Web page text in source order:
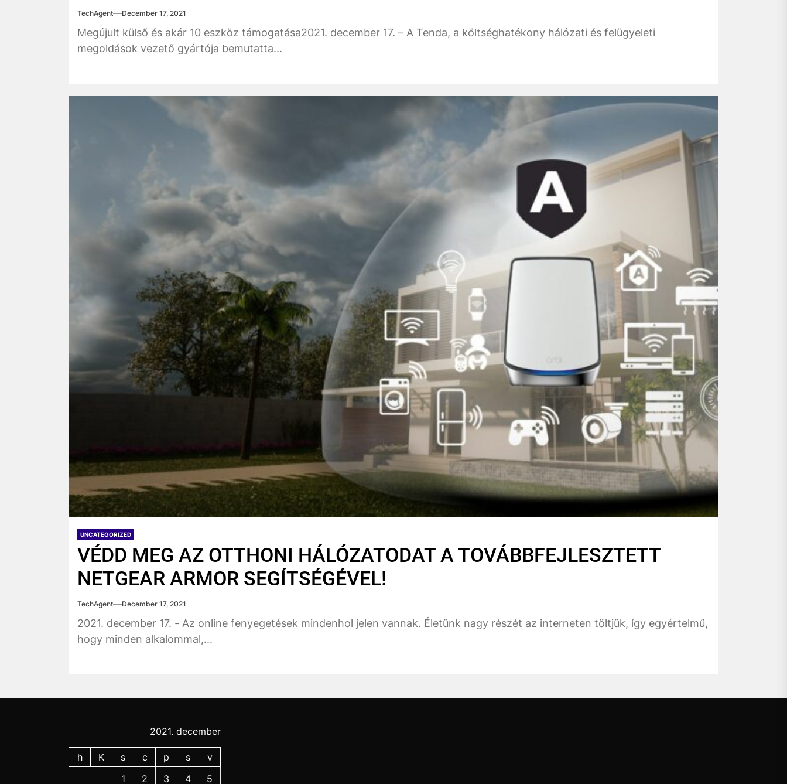
TechAgent December 17, 2021
Megújult külső és akár 10 eszköz támogatása2021. december 17. – A Tenda, a költséghatékony hálózati és felügyeleti
megoldások vezető gyártója bemutatta...
UNCATEGORIZED
VÉDD MEG AZ OTTHONI HÁLÓZATODAT A TOVÁBBFEJLESZTETT
NETGEAR ARMOR SEGÍTSÉGÉVEL!
TechAgent December 17, 2021
2021. december 17. - Az online fenyegetések mindenhol jelen vannak. Életünk nagy részét az interneten töltjük, így egyértelmű,
hogy minden alkalommal,...
2021. december
h K s c p s
v
1
2 3 4 5